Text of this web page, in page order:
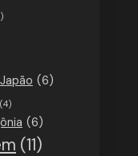
Japão (6)
(4)
(6)
(11)